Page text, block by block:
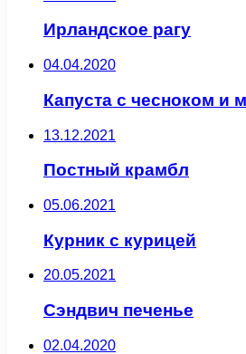
Ирландское рагу
04.04.2020
Капуста с чесноком и
13.12.2021
Постный крамбл
05.06.2021
Курник с курицей
20.05.2021
Сэндвич печенье
02.04.2020